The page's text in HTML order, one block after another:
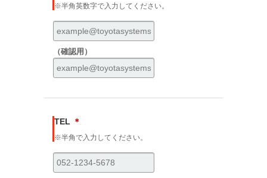
※半角英数字で入力してください。
（確認用）
TEL ＊
※半角で入力してください。